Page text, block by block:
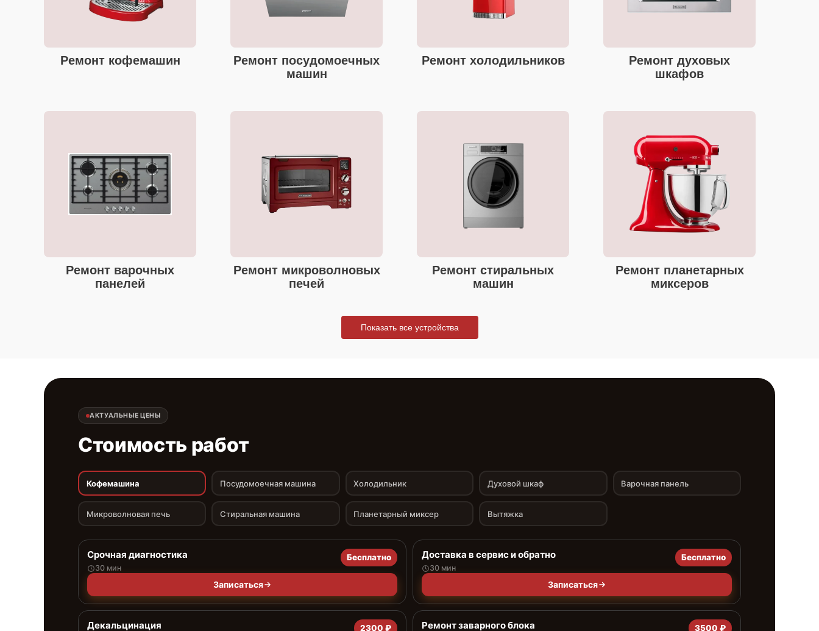
Ремонт кофемашин
Ремонт посудомоечных
машин
Ремонт холодильников
Ремонт духовых
шкафов
Ремонт варочных
панелей
Ремонт микроволновых
печей
Ремонт стиральных
машин
Ремонт планетарных
миксеров
Показать все устройства
АКТУАЛЬНЫЕ ЦЕНЫ
Стоимость работ
Кофемашина Посудомоечная машина Холодильник Духовой шкаф Варочная панель
Микроволновая печь Стиральная машина Планетарный миксер Вытяжка
Срочная диагностика
30 мин
Бесплатно
Записаться
Доставка в сервис и обратно
30 мин
Бесплатно
Записаться
Декальцинация 2300 ₽ Ремонт заварного блока 3500 ₽